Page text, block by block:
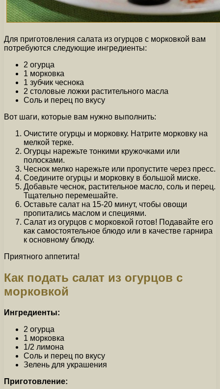
Для приготовления салата из огурцов с морковкой вам
потребуются следующие ингредиенты:
2 огурца
1 морковка
1 зубчик чеснока
2 столовые ложки растительного масла
Соль и перец по вкусу
Вот шаги, которые вам нужно выполнить:
Очистите огурцы и морковку. Натрите морковку на
мелкой терке.
Огурцы нарежьте тонкими кружочками или
полосками.
Чеснок мелко нарежьте или пропустите через пресс.
Соедините огурцы и морковку в большой миске.
Добавьте чеснок, растительное масло, соль и перец.
Тщательно перемешайте.
Оставьте салат на 15-20 минут, чтобы овощи
пропитались маслом и специями.
Салат из огурцов с морковкой готов! Подавайте его
как самостоятельное блюдо или в качестве гарнира
к основному блюду.
Приятного аппетита!
Как подать салат из огурцов с
морковкой
Ингредиенты:
2 огурца
1 морковка
1/2 лимона
Соль и перец по вкусу
Зелень для украшения
Приготовление: